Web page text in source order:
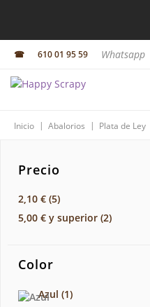
☎ 610 01 95 59 Whatsapp
Inicio | Abalorios | Plata de Ley
Precio
2,10 € (5)
5,00 € y superior (2)
Color
Azul (1)